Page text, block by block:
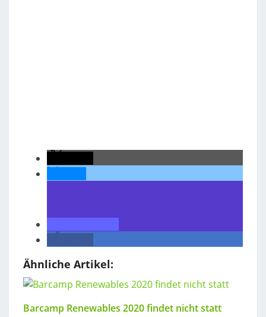
Ähnliche Artikel:
Barcamp Renewables 2020 findet nicht statt